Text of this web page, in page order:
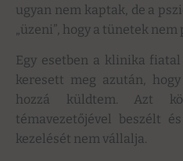
ugyan nem kaptak, de a
„üzeni”, hogy a tünetek
Egy esetben a klinika
keresett meg azután,
hozzá küldtem. Azt
témavezetőjével beszélt
kezelését nem vállalja.